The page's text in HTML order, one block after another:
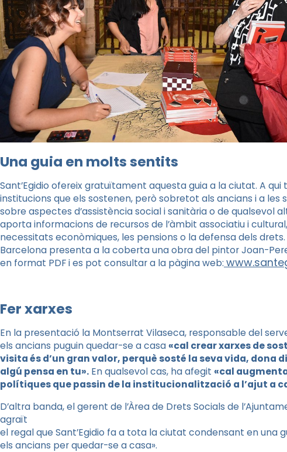
Una guia en molts sentits
Sant’Egidio ofereix gratuïtament aquesta guia a la ciutat. A
institucions que els sostenen, però sobretot als ancians i a les
sobre aspectes d’assistència social i sanitària o de qualsevol
aporta informacions de recursos de l’àmbit associatiu i
necessitats econòmiques, les pensions o la defensa dels
Barcelona presenta a la coberta una obra del pintor Joan-
en format PDF i es pot consultar a la pàgina web:
Fer xarxes
En la presentació la Montserrat Vilaseca, responsable del
els ancians puguin quedar-se a casa «cal crear xarxes de
visita és d’un gran valor, perquè sosté la seva vida,
algú pensa en tu». En qualsevol cas, ha afegit «cal
polítiques que passin de la institucionalització a l’ajut a
D’altra banda, el gerent de l’Àrea de Drets Socials de
agraït
el regal que Sant’Egidio fa a tota la ciutat condensant en una
els ancians per quedar-se a casa».